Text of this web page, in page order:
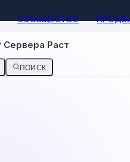
СООБЩЕСТВО
Сервера Раст
ПОИСК